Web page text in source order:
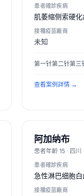
患者確診疾病
肌萎缩侧索硬化
接種疫苗廠商
未知
第一针第二针第
查看案例詳情 →
阿加纳布
患者年齡 15 · 四川
患者確診疾病
急性淋巴细胞
接種疫苗廠商